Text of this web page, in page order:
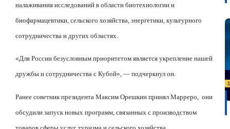
налаживания исследований в области биотехнологии и
биофармацевтики, сельского хозяйства, энергетики, культурного
сотрудничества и других областях.
«Для России безусловным приоритетом является укрепление нашей
дружбы и сотрудничества с Кубой», — подчеркнул он.
Ранее советник президента Максим Орешкин принял Марреро,
они
обсудили запуск новых программ, связанных с производством